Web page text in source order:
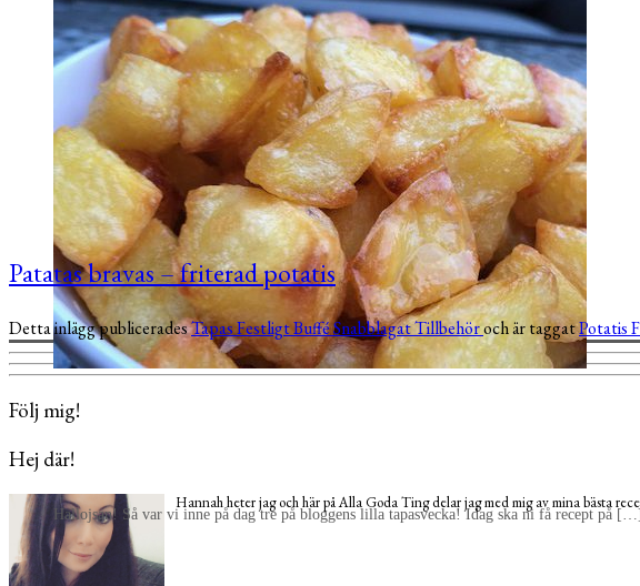
Hallojsan! Så var vi inne på dag tre på bloggens lilla tapasvecka! Idag ska ni få recept på
Patatas bravas – friterad potatis
Detta inlägg publiceradesTapasFestligtBufféSnabblagatTillbehöroch är taggatPotatis
Följ mig!
Hej där!
Hannah heter jag och här på Alla Goda Ting delar jag med mig av mina bästa